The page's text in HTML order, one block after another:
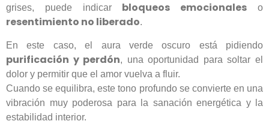
grises, puede indicar bloqueos emocionales o
resentimiento no liberado.
En este caso, el aura verde oscuro está pidiendo
purificación y perdón, una oportunidad para soltar el
dolor y permitir que el amor vuelva a fluir.
Cuando se equilibra, este tono profundo se convierte en una
vibración muy poderosa para la sanación energética y la
estabilidad interior.